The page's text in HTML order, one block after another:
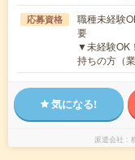
応募資格
職種未経験
要
▼未経験OK
持ちの方（
気になる!
派遣会社